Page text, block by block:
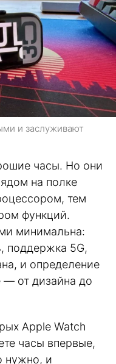
и заслуживают
часы. Но они
на полке
тем
функций.
минимальна:
поддержка 5G,
и определение
— от дизайна до
Apple Watch
часы впервые,
нужно, и